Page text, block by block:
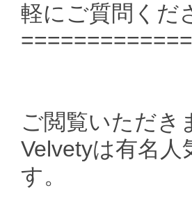
軽にご質問くだ
ご閲覧いただき
Velvetyは有名
す。